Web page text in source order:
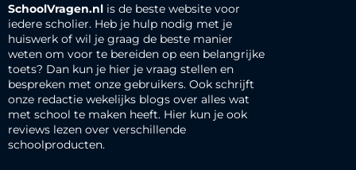
SchoolVragen.nl is de beste website voor
iedere scholier. Heb je hulp nodig met je
huiswerk of wil je graag de beste manier
weten om voor te bereiden op een belangrijke
toets? Dan kun je hier je vraag stellen en
bespreken met onze gebruikers. Ook schrijft
onze redactie wekelijks blogs over alles wat
met school te maken heeft. Hier kun je ook
reviews lezen over verschillende
schoolproducten.